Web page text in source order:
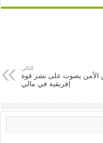
التالي
يصوت على نشر قوة
إفريقية في مالي